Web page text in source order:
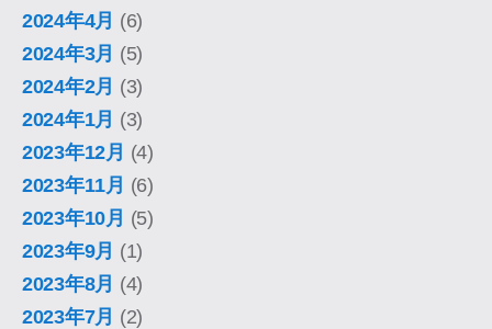
2024年4月 (6)
2024年3月 (5)
2024年2月 (3)
2024年1月 (3)
2023年12月 (4)
2023年11月 (6)
2023年10月 (5)
2023年9月 (1)
2023年8月 (4)
2023年7月 (2)